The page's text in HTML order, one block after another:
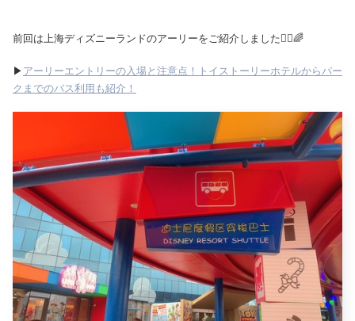
前回は上海ディズニーランドのアーリーをご紹介しました🏃‍♂️🌈
▶ アーリーエントリーの入場と注意点！トイストーリーホテルからパー
クまでのバス利用も紹介！